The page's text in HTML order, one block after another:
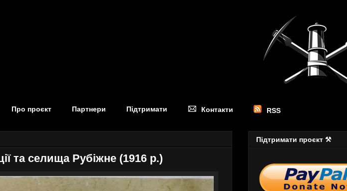
Про проєкт Партнери Підтримати Контакти RSS
та селища Рубіжне (1916 р.)
Підтримати проєкт ⚒